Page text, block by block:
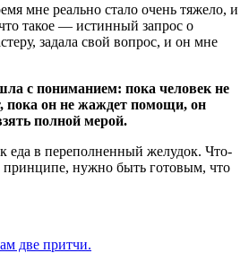
мне реально стало очень тяжело, и
такое — истинный запрос о
задала свой вопрос, и он мне
с пониманием: пока человек не
пока он не жаждет помощи, он
полной мерой.
еда в переполненный желудок. Что-
принципе, нужно быть готовым, что
две притчи.